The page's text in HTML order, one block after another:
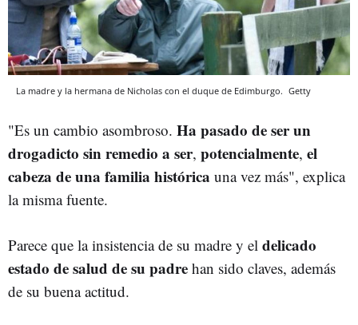
La madre y la hermana de Nicholas con el duque de Edimburgo. Getty
"Es un cambio asombroso. Ha pasado de ser un
drogadicto sin remedio a ser, potencialmente, el
cabeza de una familia histórica una vez más", explica
la misma fuente.
Parece que la insistencia de su madre y el delicado
estado de salud de su padre han sido claves, además
de su buena actitud.